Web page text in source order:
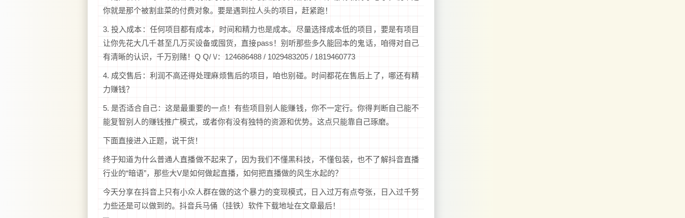
你就是那个被割韭菜的付费对象。要是遇到拉人头的项目，赶紧跑！
3. 投入成本：任何项目都有成本，时间和精力也是成本。尽量选择成本低的项目，要是有项目
让你先花大几千甚至几万买设备或囤货，直接pass！别听那些多久能回本的鬼话，咱得对自己
有清晰的认识，千万别赌！Q Q/ \/：124686488 / 1029483205 / 1819460773
4. 成交售后：利润不高还得处理麻烦售后的项目，咱也别碰。时间都花在售后上了，哪还有精
力赚钱？
5. 是否适合自己：这是最重要的一点！有些项目别人能赚钱，你不一定行。你得判断自己能不
能复智别人的赚钱推广模式，或者你有没有独特的资源和优势。这点只能靠自己琢磨。
下面直接进入正题，说干货！
终于知道为什么普通人直播做不起来了，因为我们不懂黑科技，不懂包装，也不了解抖音直播
行业的“暗语”，那些大V是如何做起直播，如何把直播做的风生水起的？
今天分享在抖音上只有小众人群在做的这个暴力的变现模式，日入过万有点夸张，日入过千努
力些还是可以做到的。抖音兵马俑（挂铁）软件下载地址在文章最后！